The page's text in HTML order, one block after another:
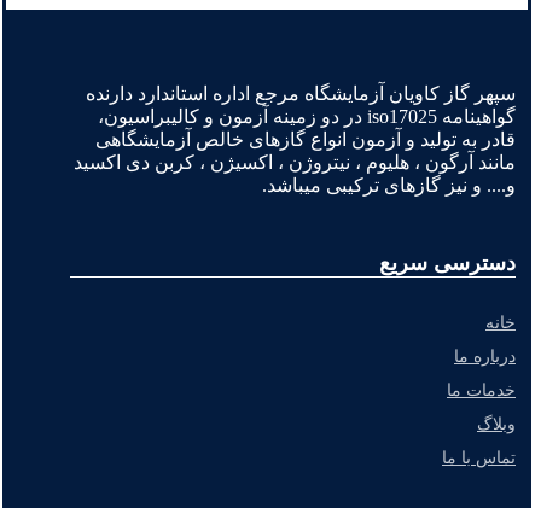
سپهر گاز کاویان آزمایشگاه مرجع اداره استاندارد دارنده
گواهینامه iso17025 در دو زمینه آزمون و کالیبراسیون،
قادر به تولید و آزمون انواع گازهای خالص آزمایشگاهی
مانند آرگون ، هلیوم ، نیتروژن ، اکسیژن ، کربن دی اکسید
و.... و نیز گازهای ترکیبی میباشد.
دسترسی سریع
خانه
درباره ما
خدمات ما
وبلاگ
تماس با ما